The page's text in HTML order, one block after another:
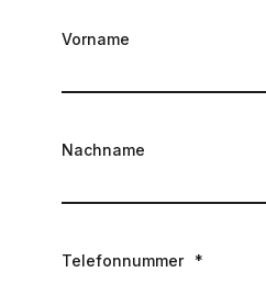
Vorname
Nachname
Telefonnummer *